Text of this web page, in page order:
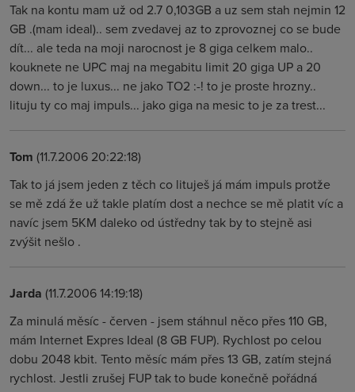
Tak na kontu mam už od 2.7 0,103GB a uz sem stah nejmin 12
GB .(mam ideal).. sem zvedavej az to zprovoznej co se bude
dít... ale teda na moji narocnost je 8 giga celkem malo..
kouknete ne UPC maj na megabitu limit 20 giga UP a 20
down... to je luxus... ne jako TO2 :-! to je proste hrozny..
lituju ty co maj impuls... jako giga na mesic to je za trest...
Tom (11.7.2006 20:22:18)
Tak to já jsem jeden z těch co lituješ já mám impuls protže
se mě zdá že už takle platím dost a nechce se mě platit víc a
navíc jsem 5KM daleko od ústředny tak by to stejně asi
zvýšit nešlo .
Jarda (11.7.2006 14:19:18)
Za minulá měsíc - červen - jsem stáhnul něco přes 110 GB,
mám Internet Expres Ideal (8 GB FUP). Rychlost po celou
dobu 2048 kbit. Tento měsíc mám přes 13 GB, zatím stejná
rychlost. Jestli zrušej FUP tak to bude konečně pořádná